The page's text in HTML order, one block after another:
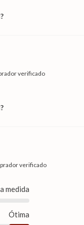
verificado
verificado
medida
Ótima